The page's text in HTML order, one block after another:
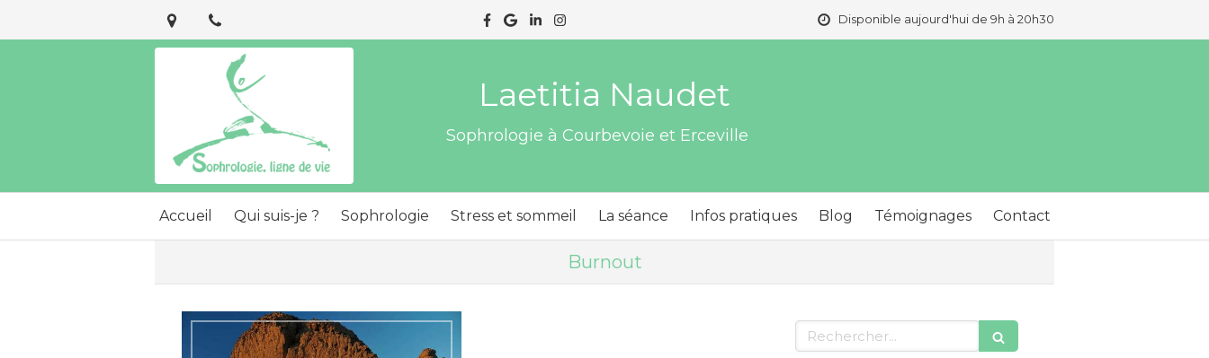
Disponible aujourd'hui de 9h à 20h30
Laetitia Naudet
Sophrologie à Courbevoie et Erceville
Accueil Qui suis-je ? Sophrologie Stress et sommeil La séance Infos pratiques Blog Témoignages Contact
Burnout
Rechercher